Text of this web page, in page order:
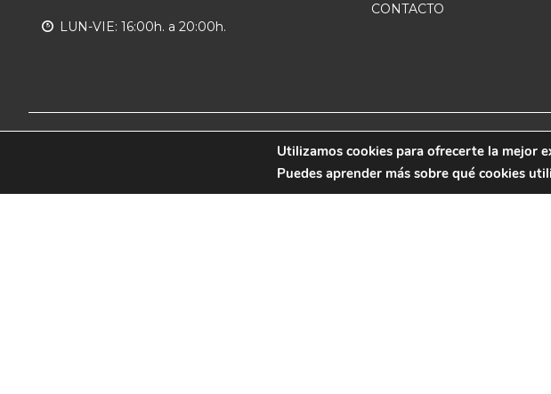
LUN-VIE: 16:00h. a 20:00h.
CONTACTO
© 2019 CB Remudas - Desarrollado por3COM Marketing
Utilizamos cookies para ofrecerte la mejor
Puedes aprender más sobre qué cookies